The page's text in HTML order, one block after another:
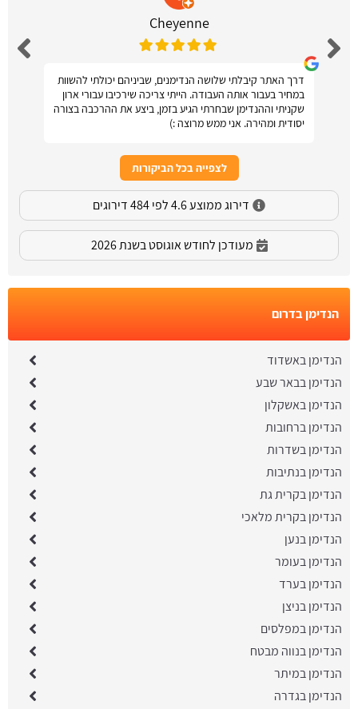
Cheyenne
דרך האתר קיבלתי שלושה הנדימנים, שביניהם יכולתי להשוות
במחיר בעבור אותה העבודה. הייתי צריכה שירכיבו עבורי ארון
שקניתי וההנדימן שבחרתי הגיע בזמן, ביצע את ההרכבה בצורה
יסודית ומהירה. אני ממש מרוצה :)
לצפייה בכל הביקורות
דירוג ממוצע 4.6 לפי 484 דירוגים
מעודכן לחודש אוגוסט בשנת 2026
הנדימן בדרום
הנדימן באשדוד
הנדימן בבאר שבע
הנדימן באשקלון
הנדימן ברחובות
הנדימן בשדרות
הנדימן בנתיבות
הנדימן בקרית גת
הנדימן בקרית מלאכי
הנדימן בנען
הנדימן בעומר
הנדימן בערד
הנדימן בניצן
הנדימן במפלסים
הנדימן בנווה מבטח
הנדימן במיתר
הנדימן בגדרה